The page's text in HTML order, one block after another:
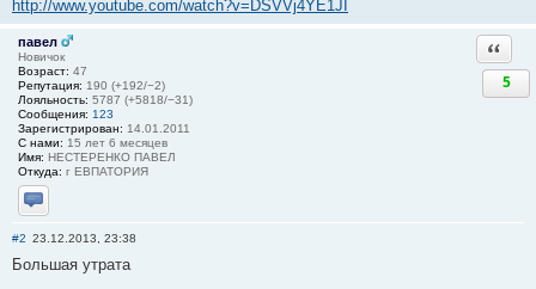
http://www.youtube.com/watch?v=DSVVj4YE1JI
павел
Новичок
Возраст: 47
Репутация: 190 (+192/−2)
Лояльность: 5787 (+5818/−31)
Сообщения: 123
Зарегистрирован: 14.01.2011
С нами: 15 лет 6 месяцев
Имя: НЕСТЕРЕНКО ПАВЕЛ
Откуда: г ЕВПАТОРИЯ
Отправить личное сообщение
5
#2 23.12.2013, 23:38
Большая утрата